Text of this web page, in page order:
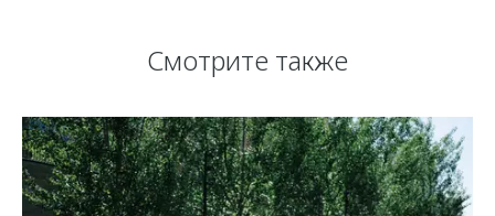
Смотрите также